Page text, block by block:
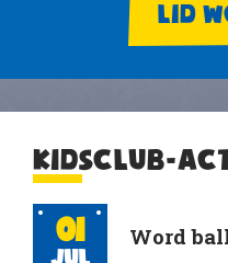
LID
KIDSCLUB-
01
Jul
Word